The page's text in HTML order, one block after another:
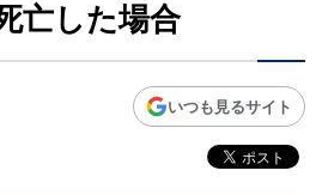
亡した場合
いつも見るサイト